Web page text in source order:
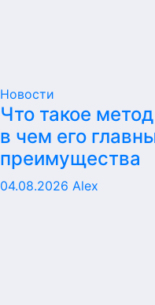
Новости
Что такое
в чем его
преимущества
04.08.2026 Alex